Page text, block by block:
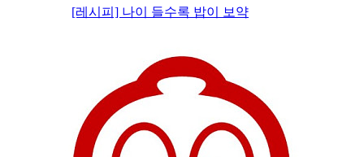
[레시피] 나이 들수록 밥이 보약